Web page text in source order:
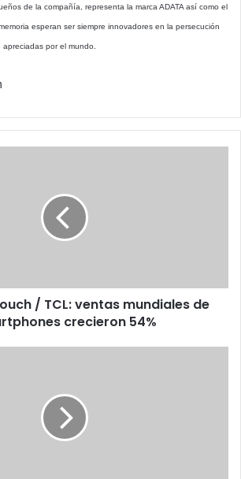
de la compañía, representa la marca ADATA así como el
esperan ser siempre innovadores en la persecución
por el mundo.
/ TCL: ventas mundiales de
crecieron 54%